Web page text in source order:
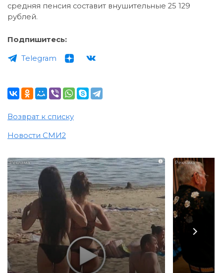
средняя пенсия составит внушительные 25 129
рублей.
Подпишитесь:
Telegram
Возврат к списку
Новости СМИ2
i